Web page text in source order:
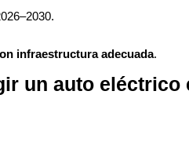
infraestructura adecuada.
un auto eléctrico